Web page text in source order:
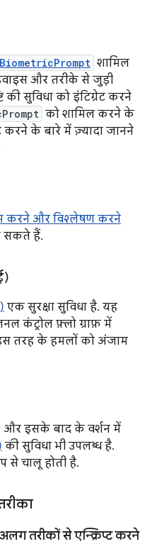
BiometricPrompt शामिल
और तरीके से जुड़ी
की सुविधा को इंटिग्रेट करने
को शामिल करने के
करने के बारे में ज़्यादा जानने
करने और विश्लेषण करने
सकते हैं.
एक सुरक्षा सुविधा है. यह
कंट्रोल फ़्लो ग्राफ़ में
तरह के हमलों को अंजाम
और इसके बाद के वर्शन में
की सुविधा भी उपलब्ध है.
से चालू होती है.
तरीकों से एन्क्रिप्ट करने